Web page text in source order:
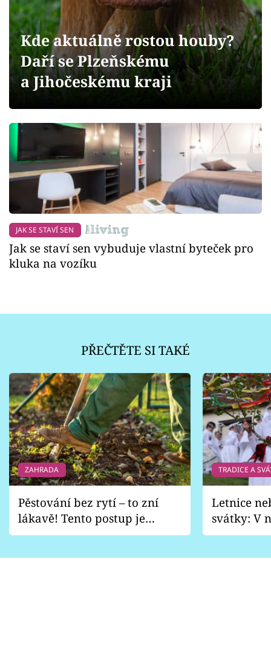
Přihlášení
Sledujte nás
Kde aktuálně rostou houby?
Daří se Plzeňskému
a Jihočeskému kraji
JAK SE STAVÍ SEN
Jak se staví sen vybuduje vlastní byteček pro
kluka na vozíku
PŘEČTĚTE SI TAKÉ
ZAHRADA
Pěstování bez rytí – to zní
lákavě! Tento postup je
vhodný jen pro některé
TRADICE A
Letnice
svátky: V
pondělí